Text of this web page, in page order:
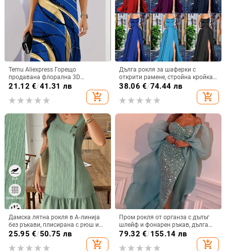
Temu Aliexpress Горещо
продавана флорална 3D
дигитален печат модна
ежедневна широка дамска рокля
с кръгло деколте
21.12 €/41.31 лв
add_shopping_cart
Дълга рокля за шаферки с
открити рамене, стройна кройка
за сватбено тържество
38.06 €/74.44 лв
add_shopping_cart
Дамска лятна рокля в А‑линија
без ръкави, плисирана с рюш и
волани, бобено зелена, курортен
25.95 €/50.75 лв
add_shopping_cart
Пром рокля от органза с дълъг
шлейф и фонарен ръкав, дълга
пола — Пролет 2024
79.32 €/155.14 лв
add_shopping_cart